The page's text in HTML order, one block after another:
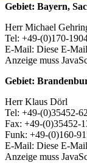
Gebiet: Bayern,
Herr Michael
Tel: +49-(0)170-
E-Mail: Diese E-
Anzeige muss
Gebiet:
Herr Klaus Dörl
Tel: +49-(0)35452-
Fax: +49-(0)35452-
Funk: +49-(0)160-
E-Mail: Diese E-
Anzeige muss